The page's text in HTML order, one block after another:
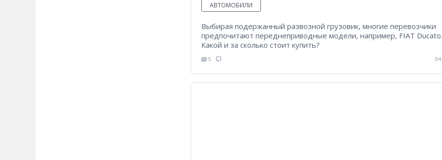
АВТОМОБИЛИ
Выбирая подержанный развозной грузовик, многие перевозчики
предпочитают переднеприводные модели, например, FIAT Ducato.
Какой и за сколько стоит купить?
5